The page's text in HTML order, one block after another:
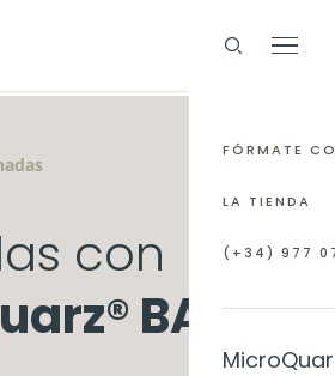
FÓRMATE
LA TIENDA
(+34) 977
con
BASE